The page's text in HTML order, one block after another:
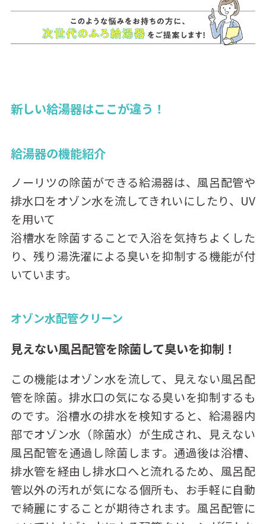
新しい給湯器はここが違う！
給湯器の機能紹介
ノーリツの除菌ができる給湯器は、風呂配管や
排水口をオゾン水を流してきれいにしたり、UV
を用いて
浴槽水を除菌することで入浴を気持ちよくした
り、残り湯洗濯による臭いを抑制する機能が付
いています。
オゾン水配管クリーン
見えない風呂配管を除菌して臭いを抑制！
この機能はオゾン水を流して、見えない風呂配
管を除菌。排水口の気になる臭いを抑制するも
のです。浴槽水の排水を検知すると、給湯器内
部でオゾン水（除菌水）が生成され、見えない
風呂配管を通過し除菌します。通過後は浴槽、
排水管を経由し排水口へと流れるため、風呂配
管以外の汚れが気になる個所も、お手軽に自動
で綺麗にすることが期待されます。風呂配管に